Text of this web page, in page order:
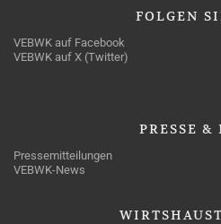
FOLGEN
VEBWK auf Facebook
VEBWK auf X (Twitter)
PRESSE &
Pressemitteilungen
VEBWK-News